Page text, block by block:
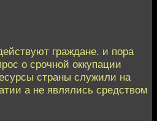
граждане. и пора
о срочной оккупации
страны служили на
а не являлись средством